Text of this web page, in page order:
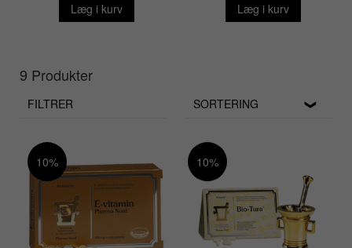
Læg i kurv Læg i kurv
9 Produkter
FILTRER SORTERING
10% 10%